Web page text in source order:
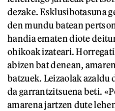
dezake. Esklusibotasuna
den mundu batean
handia ematen diote
ohikoak izateari.
abizen bat denean,
batzuek. Leizaolak azaldu
da garrantzitsuena beti.
amarena jartzen dute